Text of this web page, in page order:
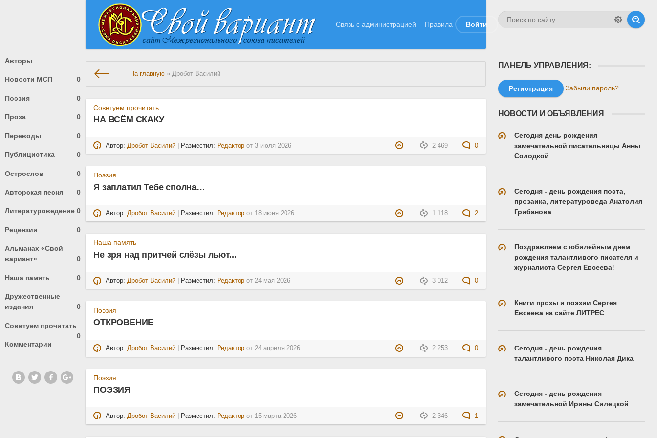
Связь с администрацией Правила Войти
Авторы
Новости МСП 0
Поэзия 0
Проза 0
Переводы 0
Публицистика 0
Острослов 0
Авторская песня 0
Литературоведение 0
Рецензии 0
Альманах «Свой
вариант»
0
Наша память 0
Дружественные
издания
0
Советуем прочитать
0
Комментарии
На главную » Дробот Василий
Советуем прочитать
НА ВСЁМ СКАКУ
2 469 0
Автор:Дробот Василий | Разместил: Редактор от 3 июля 2026
Поэзия
Я заплатил Тебе сполна…
1 118 2
Автор:Дробот Василий | Разместил: Редактор от 18 июня 2026
Наша память
Не зря над притчей слёзы льют...
3 012 0
Автор:Дробот Василий | Разместил: Редактор от24 мая 2026
Поэзия
ОТКРОВЕНИЕ
2 253 0
Автор:Дробот Василий | Разместил: Редактор от24 апреля 2026
Поэзия
ПОЭЗИЯ
2 346 1
Автор: Дробот Василий | Разместил: Редактор от 15 марта 2026
ПАНЕЛЬ УПРАВЛЕНИЯ:
Регистрация Забыли пароль?
НОВОСТИ И ОБЪЯВЛЕНИЯ
Сегодня день рождения
замечательной писательницы Анны
Солодкой
Сегодня - день рождения поэта,
прозаика, литературоведа Анатолия
Грибанова
Поздравляем с юбилейным днем
рождения талантливого писателя и
журналиста Сергея Евсеева!
Книги прозы и поэзии Сергея
Евсеева на сайте ЛИТРЕС
Сегодня - день рождения
талантливого поэта Николая Дика
Сегодня - день рождения
замечательной Ирины Силецкой